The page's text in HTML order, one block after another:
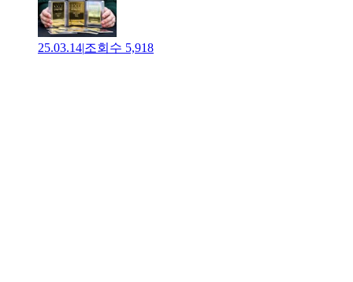
25.03.14|조회수 5,918